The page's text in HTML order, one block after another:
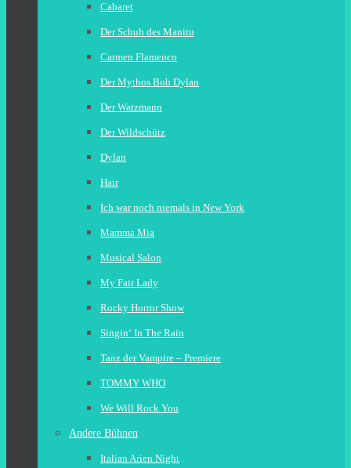
Cabaret
Der Schuh des Manitu
Carmen Flamenco
Der Mythos Bob Dylan
Der Watzmann
Der Wildschütz
Dylan
Hair
Ich war noch niemals in New York
Mamma Mia
Musical Salon
My Fair Lady
Rocky Horror Show
Singin‘ In The Rain
Tanz der Vampire – Premiere
TOMMY WHO
We Will Rock You
Andere Bühnen
Italian Arien Night